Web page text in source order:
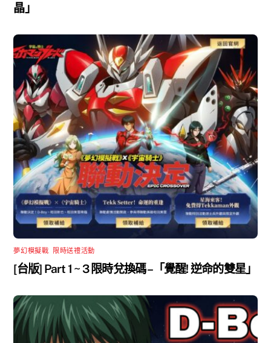
晶」
夢幻模擬戰 限時送禮活動
[台版] Part 1 ~ 3 限時兌換碼 –「覺醒! 逆命的雙星」